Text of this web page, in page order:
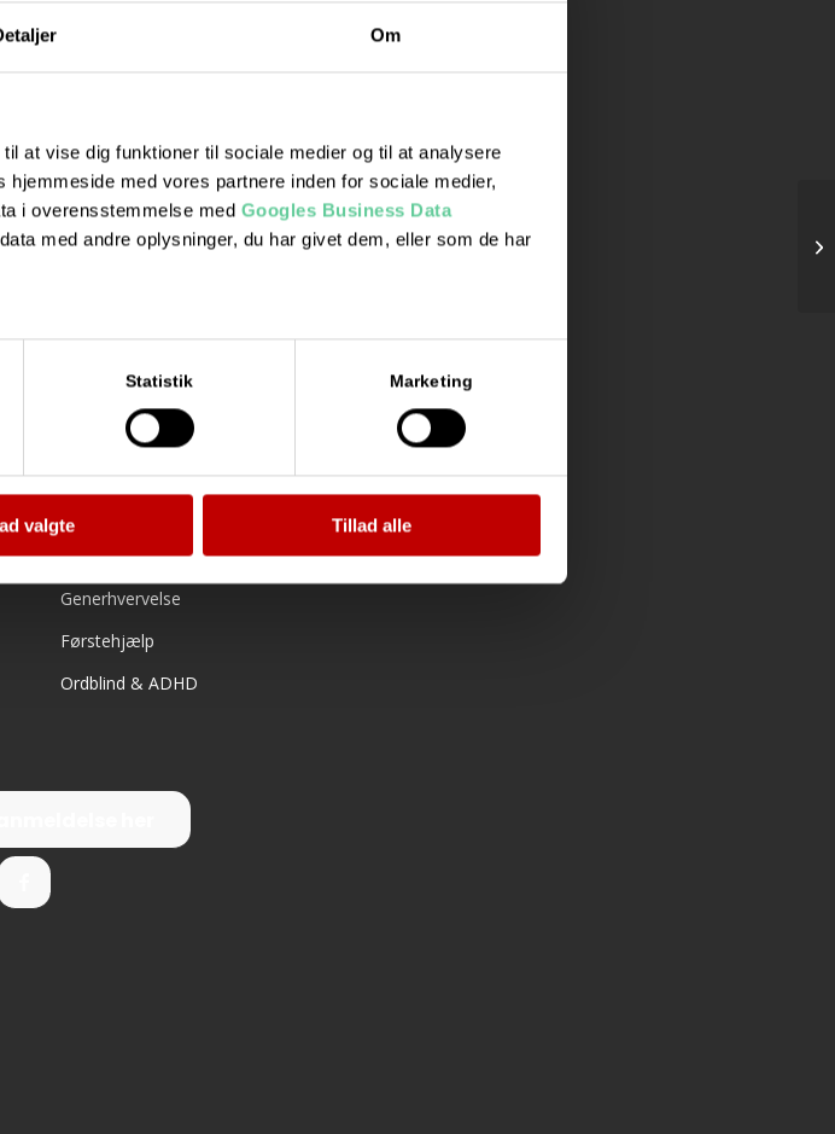
Om
at vise dig funktioner til sociale medier og til at analysere
med vores partnere inden for sociale medier,
i overensstemmelse med Googles Business Data
med andre oplysninger, du har givet dem, eller som de har
Statistik Marketing
valgte Tillad alle
Ydelser
Bil kørekort
MC kørekort
B/E Trailerkørekort
Generhvervelse
Førstehjælp
Ordblind & ADHD